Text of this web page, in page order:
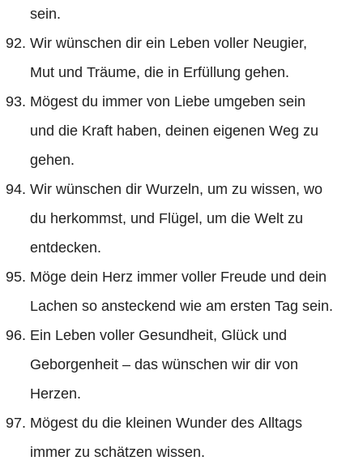
sein.
Wir wünschen dir ein Leben voller Neugier,
Mut und Träume, die in Erfüllung gehen.
Mögest du immer von Liebe umgeben sein
und die Kraft haben, deinen eigenen Weg zu
gehen.
Wir wünschen dir Wurzeln, um zu wissen, wo
du herkommst, und Flügel, um die Welt zu
entdecken.
Möge dein Herz immer voller Freude und dein
Lachen so ansteckend wie am ersten Tag sein.
Ein Leben voller Gesundheit, Glück und
Geborgenheit – das wünschen wir dir von
Herzen.
Mögest du die kleinen Wunder des Alltags
immer zu schätzen wissen.